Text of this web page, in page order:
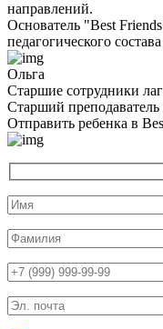
направлений.
Основатель "Best
педагогического
Ольга
Старшие сотрудники
Cтарший
Отправить ребенка в